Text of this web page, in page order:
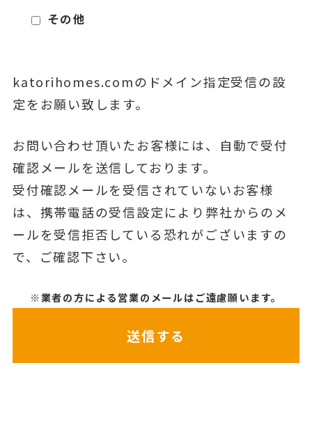
その他
katorihomes.comのドメイン指定受信の設
定をお願い致します。
お問い合わせ頂いたお客様には、自動で受付
確認メールを送信しております。
受付確認メールを受信されていないお客様
は、携帯電話の受信設定により弊社からのメ
ールを受信拒否している恐れがございますの
で、ご確認下さい。
※業者の方による営業のメールはご遠慮願います。